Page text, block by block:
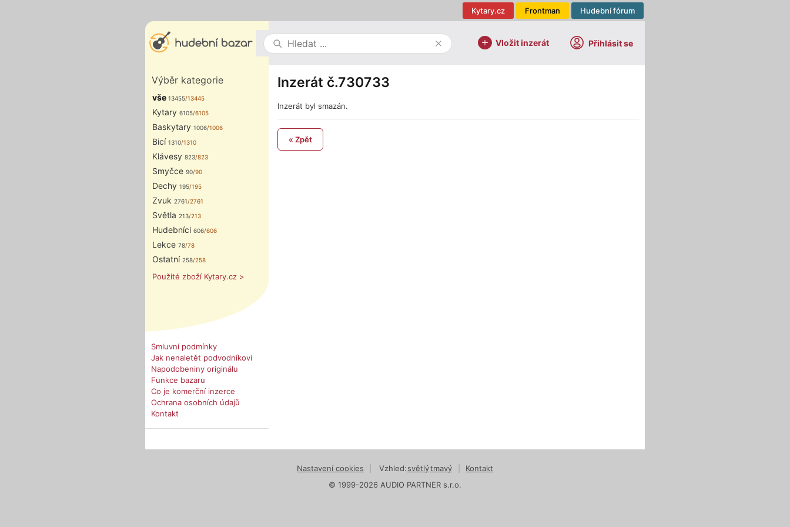
Hudební fórum
Frontman
Kytary.cz
Vložit inzerát Přihlásit se
Výběr kategorie
vše 13455/13445
Kytary 6105/6105
Baskytary 1006/1006
Bicí 1310/1310
Klávesy 823/823
Smyčce 90/90
Dechy 195/195
Zvuk 2761/2761
Světla 213/213
Hudebníci 606/606
Lekce 78/78
Ostatní 258/258
Použité zboží Kytary.cz >
Smluvní podmínky
Jak nenaletět podvodníkovi
Napodobeniny originálu
Funkce bazaru
Co je komerční inzerce
Ochrana osobních údajů
Kontakt
Inzerát č.730733
Inzerát byl smazán.
« Zpět
Nastavení cookies Vzhled:světlýtmavý
Kontakt
© 1999-2026 AUDIO PARTNER s.r.o.